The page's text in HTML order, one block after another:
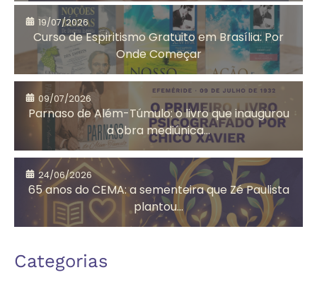
Aniversário do
CEMA
Antigo
Testamento
Arrependimento
Artesanato
Solidário
Assistência
Social
Auta de Souza
Autoconhecimento
19/07/2026
Curso de Espiritismo Gratuito em Brasília: Por
Onde Começar
09/07/2026
Parnaso de Além-Túmulo: o livro que inaugurou
a obra mediúnica...
24/06/2026
65 anos do CEMA: a sementeira que Zé Paulista
plantou...
Categorias